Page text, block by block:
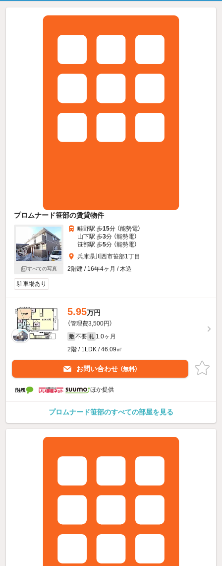
プロムナード笹部の賃貸物件
すべての写真
畦野駅 歩15分 （能勢電）
山下駅 歩3分 （能勢電）
笹部駅 歩5分 （能勢電）
兵庫県川西市笹部1丁目
2階建 / 16年4ヶ月 / 木造
駐車場あり
5.95万円
（管理費3,500円）
敷 不要 礼 1.0ヶ月
2階 / 1LDK / 46.09㎡
お問い合わせ （無料）
ほか提供
プロムナード笹部のすべての部屋を見る